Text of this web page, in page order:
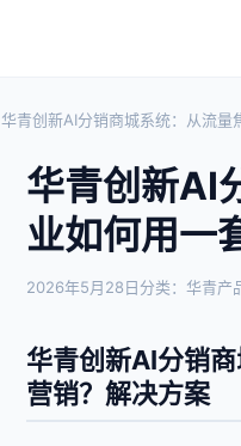
华青创新AI分销商城系统：从流量
华青创新AI
业如何用一
2026年5月28日分类：华青产
华青创新AI分销
营销？解决方案